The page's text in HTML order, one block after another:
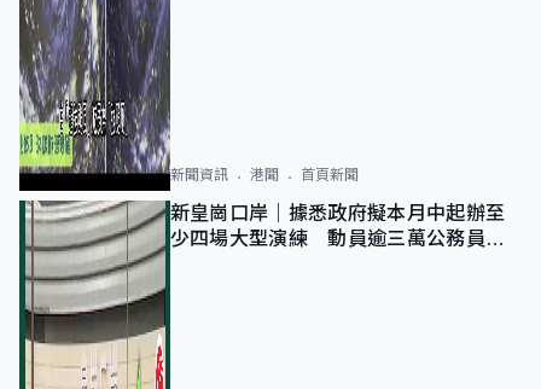
新聞資訊 港聞 首頁新聞
新皇崗口岸｜據悉政府擬本月中起辦至
少四場大型演練 動員逾三萬公務員人